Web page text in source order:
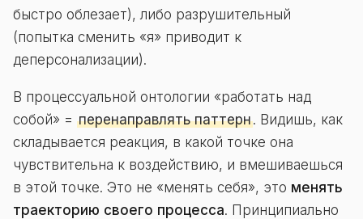
быстро облезает), либо разрушительный
(попытка сменить «я» приводит к
деперсонализации).
В процессуальной онтологии «работать над
собой» = перенаправлять паттерн. Видишь, как
складывается реакция, в какой точке она
чувствительна к воздействию, и вмешиваешься
в этой точке. Это не «менять себя», это менять
траекторию своего процесса. Принципиально